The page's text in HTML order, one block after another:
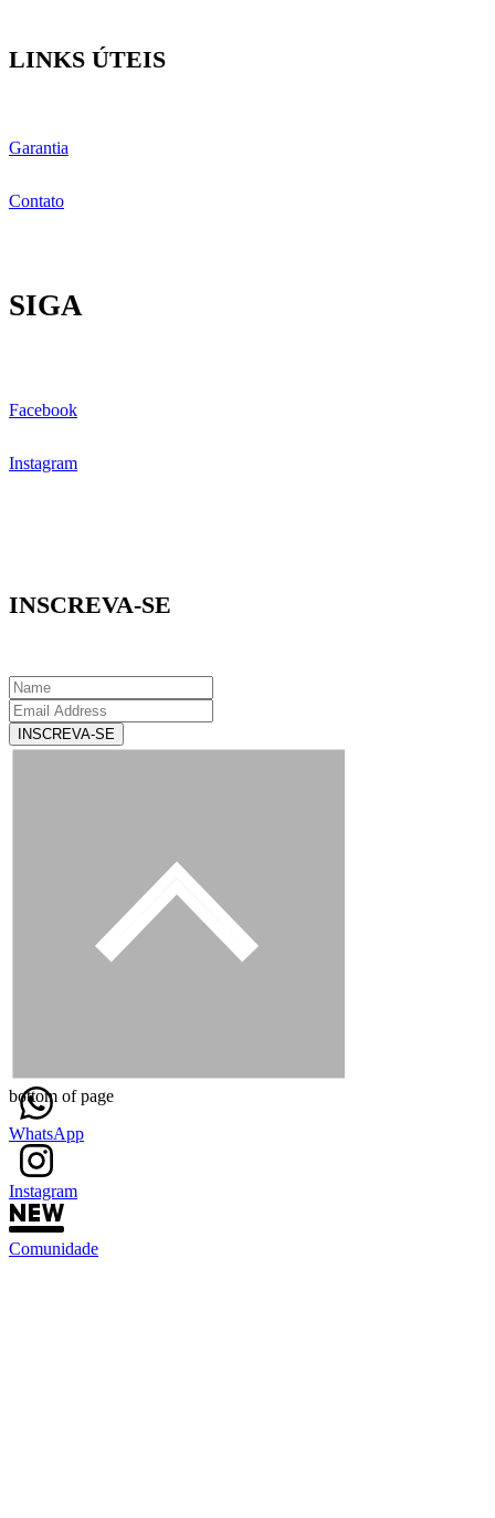
LINKS ÚTEIS
Garantia
Contato
SIGA
Facebook
Instagram
INSCREVA-SE
INSCREVA-SE
WhatsApp
Instagram
Comunidade
bottom of page